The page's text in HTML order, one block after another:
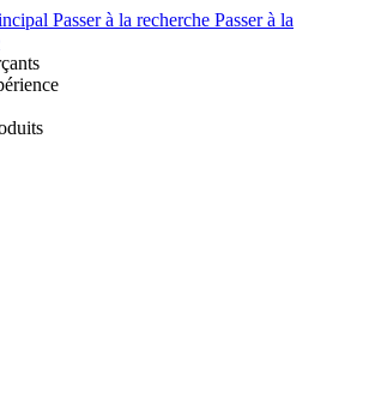
Passer à la recherche Passer à la